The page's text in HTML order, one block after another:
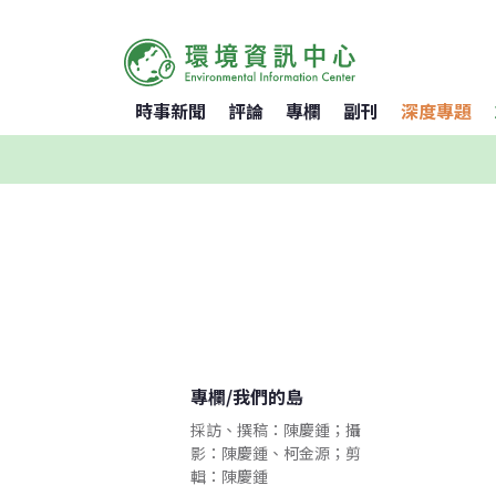
時事新聞 評論 專欄 副刊 深度專題
專欄/我們的島
採訪、撰稿：陳慶鍾；攝
影：陳慶鍾、柯金源；剪
輯：陳慶鍾